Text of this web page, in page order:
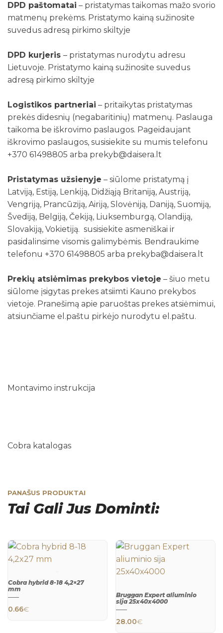
DPD paštomatai – pristatymas taikomas mažo svorio
matmenų prekėms. Pristatymo kainą sužinosite
suvedus adresą pirkimo skiltyje
DPD kurjeris – pristatymas nurodytu adresu
Lietuvoje. Pristatymo kainą sužinosite suvedus
adresą pirkimo skiltyje
Logistikos partneriai – pritaikytas pristatymas
prekės didesnių (negabaritinių) matmenų. Paslauga
taikoma be iškrovimo paslaugos. Pageidaujant
iškrovimo paslaugos, susisiekite su mumis telefonu
+370 61498805 arba prekyb@daisera.lt
Pristatymas užsienyje – siūlome pristatymą į
Latviją, Estiją, Lenkiją, Didžiąją Britaniją, Austriją,
Vengriją, Prancūziją, Airiją, Slovėniją, Daniją, Suomiją,
Švediją, Belgiją, Čekiją, Liuksemburgą, Olandiją,
Slovakiją, Vokietiją. susisiekite asmeniškai ir
pasidalinsime visomis galimybėmis. Bendraukime
telefonu +370 61498805 arba prekyba@daisera.lt
Prekių atsiėmimas prekybos vietoje – šiuo metu
siūlome įsigytas prekes atsiimti Kauno prekybos
vietoje. Pranešimą apie paruoštas prekes atsiėmimui,
atsiunčiame el.paštu pirkėjo nurodytu el.paštu.
Montavimo instrukcija
Cobra katalogas
PANAŠUS PRODUKTAI
Tai Gali Jus Dominti:
Cobra hybrid 8-18 4,2×27
mm
0.66€
Bruggan Expert aliuminio
sija 25х40х4000
28.00€